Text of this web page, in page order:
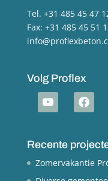
Tel. +31 485 45 47
Fax: +31 485 45 51
Volg Proflex
youtube facebook
Recente
Zomervakantie